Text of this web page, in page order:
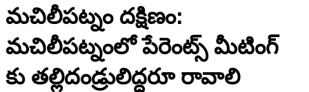
మచిలీపట్నం దక్షిణం:
మచిలీపట్నంలో పేరెంట్స్ మీటింగ్
కు తల్లిదండ్రులిద్దరూ రావాలి